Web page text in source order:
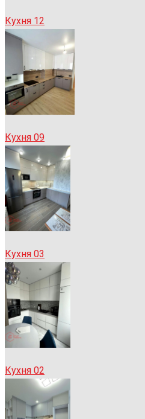
Кухня 12
Кухня 09
Кухня 03
Кухня 02